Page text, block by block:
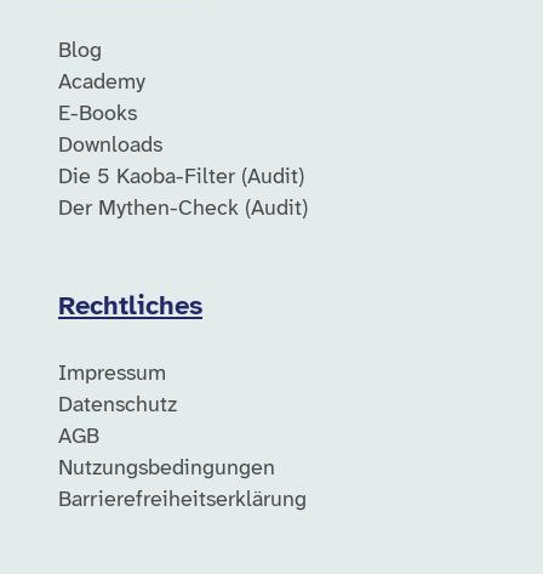
Blog
Academy
E-Books
Downloads
Die 5 Kaoba-Filter (Audit)
Der Mythen-Check (Audit)
Rechtliches
Impressum
Datenschutz
AGB
Nutzungsbedingungen
Barrierefreiheitserklärung